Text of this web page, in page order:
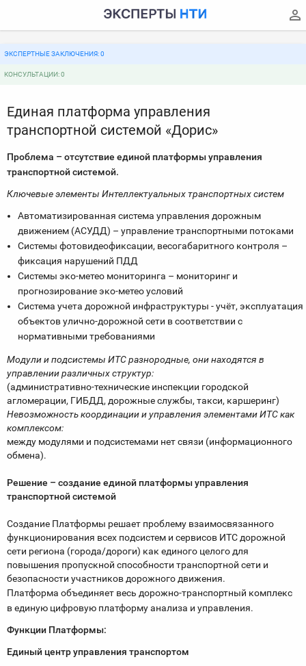
ЭКСПЕРТНЫЕ ЗАКЛЮЧЕНИЯ: 0
КОНСУЛЬТАЦИИ: 0
Единая платформа управления
транспортной системой «Дорис»
Проблема – отсутствие единой платформы управления
транспортной системой.
Ключевые элементы Интеллектуальных транспортных систем
Автоматизированная система управления дорожным
движением (АСУДД) – управление транспортными потоками
Системы фотовидеофиксации, весогабаритного контроля –
фиксация нарушений ПДД
Системы эко-метео мониторинга – мониторинг и
прогнозирование эко-метео условий
Система учета дорожной инфраструктуры - учёт, эксплуатация
объектов улично-дорожной сети в соответствии с
нормативными требованиями
Модули и подсистемы ИТС разнородные, они находятся в
управлении различных структур:
(административно-технические инспекции городской
агломерации, ГИБДД, дорожные службы, такси, каршеринг)
Невозможность координации и управления элементами ИТС как
комплексом:
между модулями и подсистемами нет связи (информационного
обмена).
Решение – создание единой платформы управления
транспортной системой
Создание Платформы решает проблему взаимосвязанного
функционирования всех подсистем и сервисов ИТС дорожной
сети региона (города/дороги) как единого целого для
повышения пропускной способности транспортной сети и
безопасности участников дорожного движения.
Платформа объединяет весь дорожно-транспортный комплекс
в единую цифровую платформу анализа и управления.
Функции Платформы:
Единый центр управления транспортом